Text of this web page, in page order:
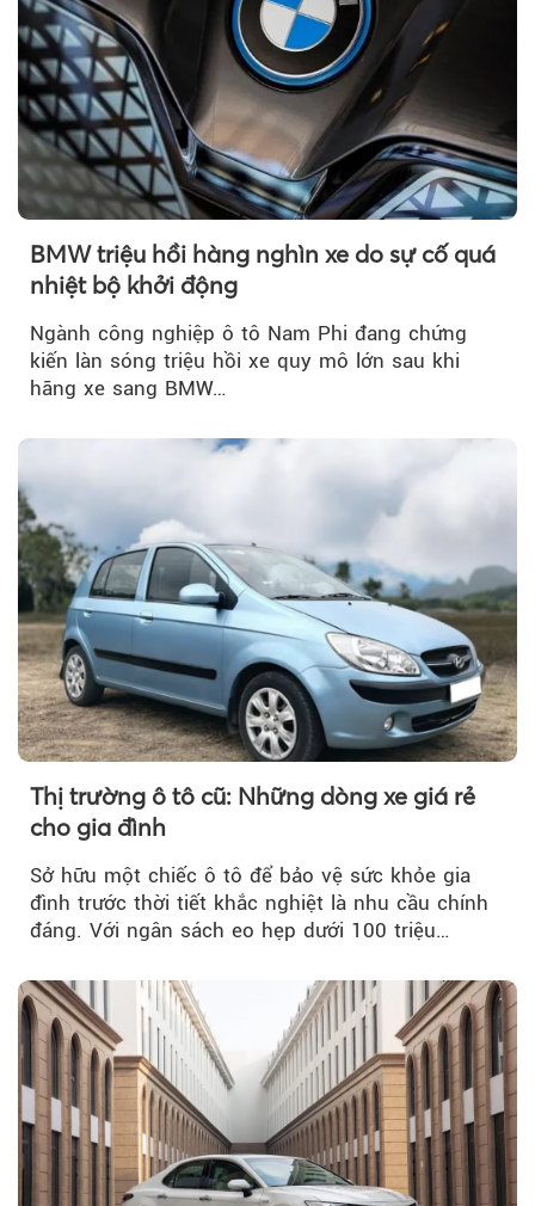
BMW triệu hồi hàng nghìn xe do sự cố quá
nhiệt bộ khởi động
Ngành công nghiệp ô tô Nam Phi đang chứng
kiến làn sóng triệu hồi xe quy mô lớn sau khi
hãng xe sang BMW…
Thị trường ô tô cũ: Những dòng xe giá rẻ
cho gia đình
Sở hữu một chiếc ô tô để bảo vệ sức khỏe gia
đình trước thời tiết khắc nghiệt là nhu cầu chính
đáng. Với ngân sách eo hẹp dưới 100 triệu